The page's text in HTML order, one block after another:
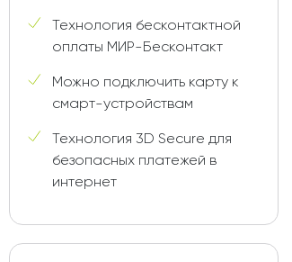
Технология бесконтактной
оплаты МИР-Бесконтакт
Можно подключить карту к
смарт-устройствам
Технология 3D Secure для
безопасных платежей в
интернет